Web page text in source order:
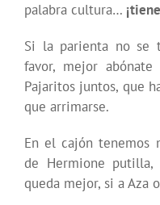
palabra cultura…
Si la parienta no se
favor, mejor abónate
Pajaritos juntos, que
que arrimarse.
En el cajón tenemos
de Hermione
queda mejor, si a Aza